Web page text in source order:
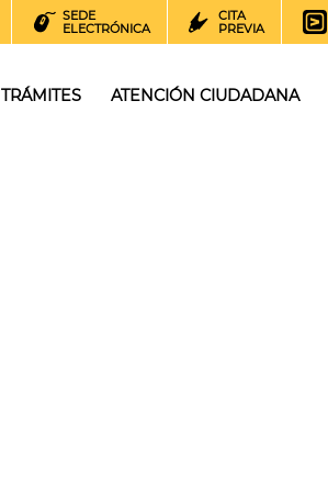
SEDE
ELECTRÓNICA
CITA
PREVIA
TRÁMITES ATENCIÓN CIUDADANA